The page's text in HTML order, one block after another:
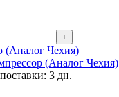
+
(Аналог Чехия)
3 дн.